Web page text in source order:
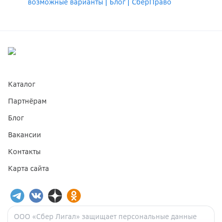
возможные варианты | Блог | СберПраво
Каталог
Партнёрам
Блог
Вакансии
Контакты
Карта сайта
ООО «Сбер Лигал» защищает персональные данные